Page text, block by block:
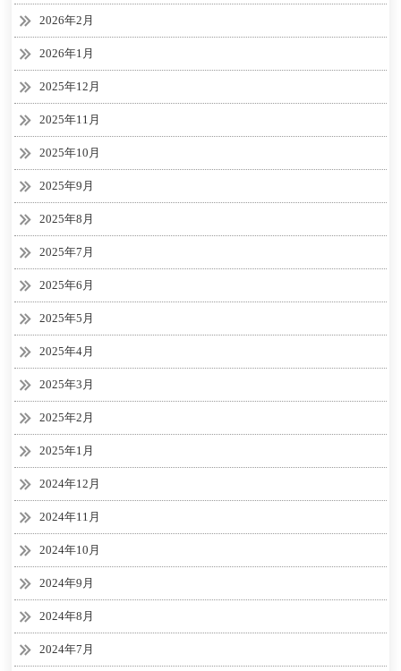
2026年2月
2026年1月
2025年12月
2025年11月
2025年10月
2025年9月
2025年8月
2025年7月
2025年6月
2025年5月
2025年4月
2025年3月
2025年2月
2025年1月
2024年12月
2024年11月
2024年10月
2024年9月
2024年8月
2024年7月